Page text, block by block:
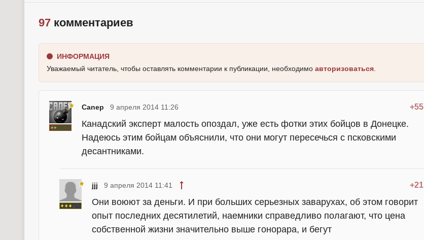
97 комментариев
ИНФОРМАЦИЯ
Уважаемый читатель, чтобы оставлять комментарии к публикации, необходимо авторизоваться
Canep +55
9 апреля 2014 11:26
Канадский эксперт малость опоздал, уже есть фотки этих бойцов в Донецке.
Надеюсь этим бойцам объяснили, что они могут пересечься с псковскими
десантниками.
jjj +21
9 апреля 2014 11:41
Они воюют за деньги. И при больших серьезных заварухах, об этом говорит
опыт последних десятилетий, наемники справедливо полагают, что цена
собственной жизни значительно выше гонорара, и бегут